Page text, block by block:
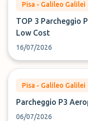
Pisa - Galileo Galilei
TOP 3 Parcheggio
Low Cost
16/07/2026
Pisa - Galileo Galilei
Parcheggio P3
06/07/2026